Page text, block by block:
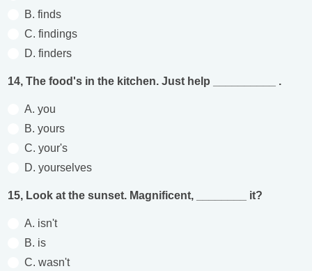
B. finds
C. findings
D. finders
14, The food's in the kitchen. Just help __________ .
A. you
B. yours
C. your's
D. yourselves
15, Look at the sunset. Magnificent, ________ it?
A. isn't
B. is
C. wasn't